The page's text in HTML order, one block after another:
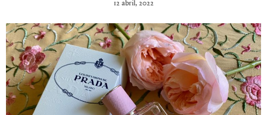
12 abril, 2022